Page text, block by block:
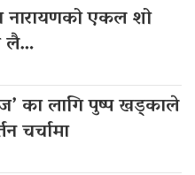
नारायणको एकल शो
लै…
का लागि पुष्प खड्काले
चर्चामा